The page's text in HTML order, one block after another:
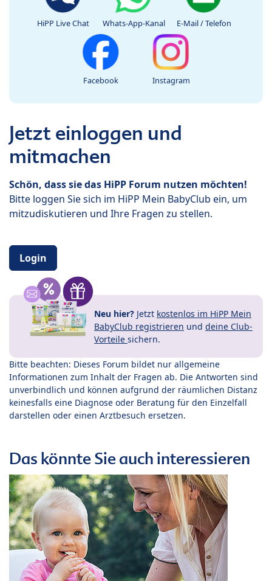
HiPP Live Chat Whats-App-Kanal E-Mail / Telefon
Facebook Instagram
Jetzt einloggen und
mitmachen
Schön, dass sie das HiPP Forum nutzen möchten!
Bitte loggen Sie sich im HiPP Mein BabyClub ein, um
mitzudiskutieren und Ihre Fragen zu stellen.
Login
Neu hier? Jetzt kostenlos im HiPP Mein
BabyClub registrieren und deine Club-
Vorteile sichern.
Bitte beachten: Dieses Forum bildet nur allgemeine
Informationen zum Inhalt der Fragen ab. Die Antworten sind
unverbindlich und können aufgrund der räumlichen Distanz
keinesfalls eine Diagnose oder Beratung für den Einzelfall
darstellen oder einen Arztbesuch ersetzen.
Das könnte Sie auch interessieren